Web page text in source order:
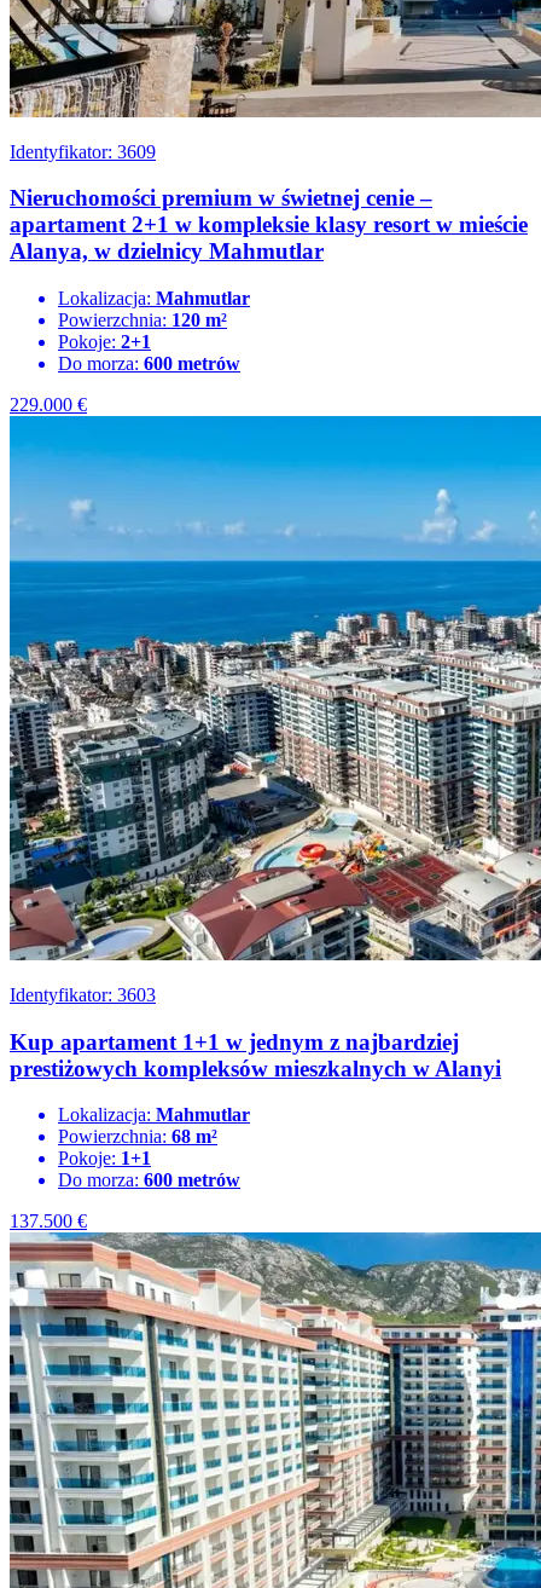
Identyfikator: 3609
Nieruchomości premium w świetnej cenie –
apartament 2+1 w kompleksie klasy resort w mieście
Alanya, w dzielnicy Mahmutlar
Lokalizacja: Mahmutlar
Powierzchnia: 120 m²
Pokoje: 2+1
Do morza: 600 metrów
229.000 €
Identyfikator: 3603
Kup apartament 1+1 w jednym z najbardziej
prestiżowych kompleksów mieszkalnych w Alanyi
Lokalizacja: Mahmutlar
Powierzchnia: 68 m²
Pokoje: 1+1
Do morza: 600 metrów
137.500 €